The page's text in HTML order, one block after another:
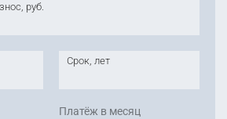
руб.
Срок, лет
Платёж в месяц